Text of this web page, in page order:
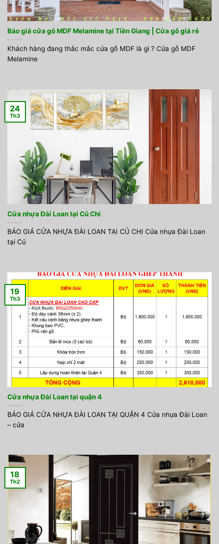
Báo giá cửa gỗ MDF Melamine tại Tiền Giang | Cửa gỗ giá rẻ
Khách hàng đang thắc mắc cửa gỗ MDF là gì ? Cửa gỗ MDF
Melamine
Cửa nhựa Đài Loan tại Củ Chi
BÁO GIÁ CỬA NHỰA ĐÀI LOAN TẠI CỦ CHI Cửa nhựa Đài Loan
tại Củ
24
Th3
Cửa nhựa Đài Loan tại quận 4
BÁO GIÁ CỬA NHỰA ĐÀI LOAN TẠI QUẬN 4 Cửa nhựa Đài Loan
– cửa
19
Th3
18
Th2